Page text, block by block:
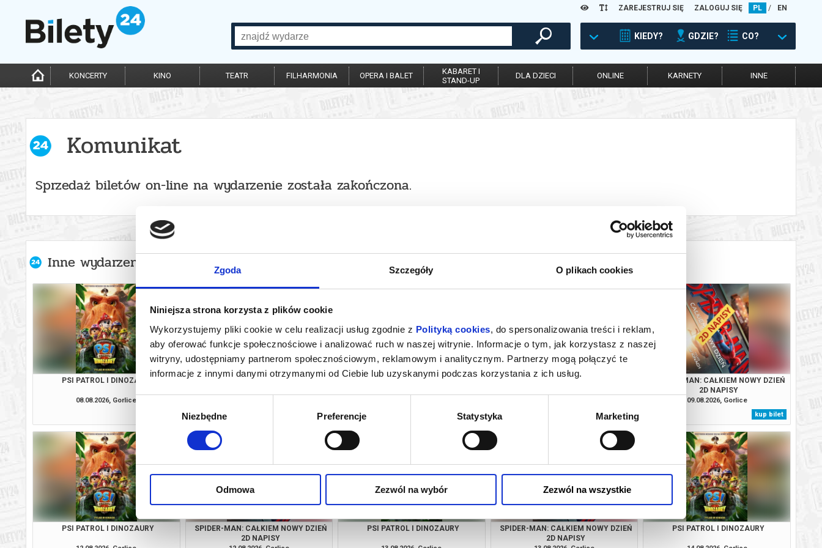
Zgoda Szczegóły O plikach cookies
Niniejsza strona korzysta z plików cookie
Wykorzystujemy pliki cookie w celu realizacji usług zgodnie z Polityką cookies, do spersonalizowania treści i reklam,
aby oferować funkcje społecznościowe i analizować ruch w naszej witrynie. Informacje o tym, jak korzystasz z naszej
witryny, udostępniamy partnerom społecznościowym, reklamowym i analitycznym. Partnerzy mogą połączyć te
informacje z innymi danymi otrzymanymi od Ciebie lub uzyskanymi podczas korzystania z ich usług.
Wybór
Niezbędne Preferencje Statystyka Marketing
Odmowa Zezwól na wybór Zezwól na wszystkie
ZAREJESTRUJ SIĘ ZALOGUJ SIĘ PL / EN
KIEDY? GDZIE? CO?
KONCERTY KINO TEATR FILHARMONIA OPERA I BALET
KABARET I
STAND-UP
DLA DZIECI ONLINE KARNETY INNE
Komunikat
Sprzedaż biletów on-line na wydarzenie została zakończona.
Inne wydarzenia organizatora
PSI PATROL I DINOZAURY
08.08.2026, Gorlice
SPIDER-MAN: CAŁKIEM NOWY DZIEŃ
kup bilet
REQUIEM DLA SNU W 4K
kup bilet
PSI PATROL I DINOZAURY
kup bilet
SPIDER-MAN: CAŁKIEM NOWY DZIEŃ
2D NAPISY
09.08.2026, Gorlice
kup bilet
PSI PATROL I DINOZAURY
SPIDER-MAN: CAŁKIEM NOWY DZIEŃ
2D NAPISY
PSI PATROL I DINOZAURY
SPIDER-MAN: CAŁKIEM NOWY DZIEŃ
2D NAPISY
PSI PATROL I DINOZAURY